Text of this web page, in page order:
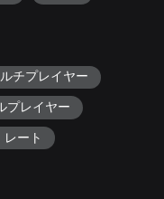
チプレイヤー
プレイヤー
ート